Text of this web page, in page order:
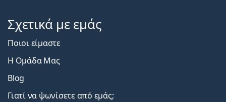
Σχετικά με εμάς
Ποιοι είμαστε
Η Ομάδα Μας
Blog
Γιατί να ψωνίσετε από εμάς;